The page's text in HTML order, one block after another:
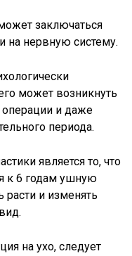
заключаться
на нервную систему.
может возникнуть
и даже
периода.
является то, что
к 6 годам ушную
и изменять
на ухо, следует